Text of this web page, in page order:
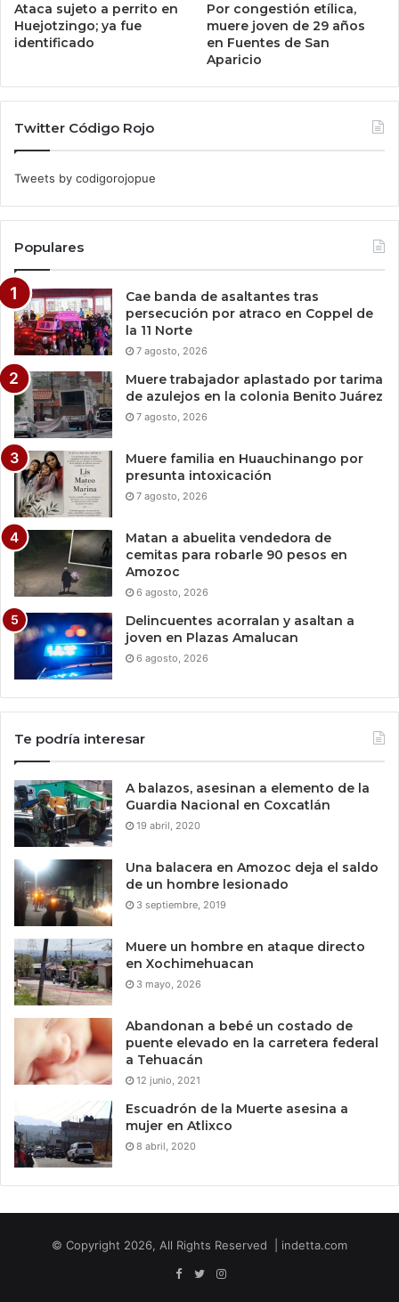
Ataca sujeto a perrito en
Huejotzingo; ya fue
identificado
Por congestión etílica,
muere joven de 29 años
en Fuentes de San
Aparicio
Twitter Código Rojo
Tweets by codigorojopue
Populares
Cae banda de asaltantes tras
persecución por atraco en Coppel de
la 11 Norte
7 agosto, 2026
Muere trabajador aplastado por tarima
de azulejos en la colonia Benito Juárez
7 agosto, 2026
Muere familia en Huauchinango por
presunta intoxicación
7 agosto, 2026
Matan a abuelita vendedora de
cemitas para robarle 90 pesos en
Amozoc
6 agosto, 2026
Delincuentes acorralan y asaltan a
joven en Plazas Amalucan
6 agosto, 2026
Te podría interesar
A balazos, asesinan a elemento de la
Guardia Nacional en Coxcatlán
19 abril, 2020
Una balacera en Amozoc deja el saldo
de un hombre lesionado
3 septiembre, 2019
Muere un hombre en ataque directo
en Xochimehuacan
3 mayo, 2026
Abandonan a bebé un costado de
puente elevado en la carretera federal
a Tehuacán
12 junio, 2021
Escuadrón de la Muerte asesina a
mujer en Atlixco
8 abril, 2020
© Copyright 2026, All Rights Reserved | indetta.com